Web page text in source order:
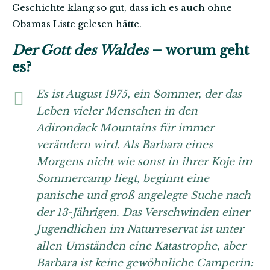
Geschichte klang so gut, dass ich es auch ohne
Obamas Liste gelesen hätte.
Der Gott des Waldes– worum geht
es?
Es ist August 1975, ein Sommer, der das
Leben vieler Menschen in den
Adirondack Mountains für immer
verändern wird. Als Barbara eines
Morgens nicht wie sonst in ihrer Koje im
Sommercamp liegt, beginnt eine
panische und groß angelegte Suche nach
der 13-Jährigen. Das Verschwinden einer
Jugendlichen im Naturreservat ist unter
allen Umständen eine Katastrophe, aber
Barbara ist keine gewöhnliche Camperin: